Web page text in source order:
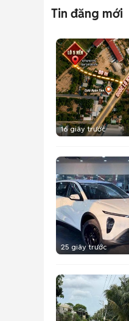
Tin đăng mới
16 giây trước
25 giây trước